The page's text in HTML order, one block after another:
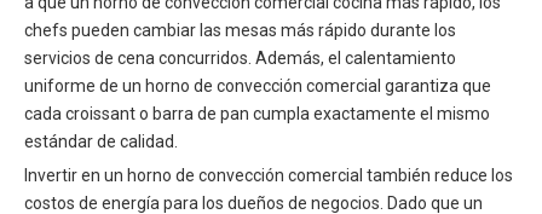
chefs pueden cambiar las mesas más rápido durante los
servicios de cena concurridos. Además, el calentamiento
uniforme de un horno de convección comercial garantiza que
cada croissant o barra de pan cumpla exactamente el mismo
estándar de calidad.
Invertir en un horno de convección comercial también reduce los
costos de energía para los dueños de negocios. Dado que un